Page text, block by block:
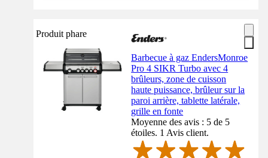
Produit phare
Barbecue à gaz EndersMonroe
Pro 4 SIKR Turbo avec 4
brûleurs, zone de cuisson
haute puissance, brûleur sur la
paroi arrière, tablette latérale,
grille en fonte
Moyenne des avis : 5 de 5
étoiles. 1 Avis client.